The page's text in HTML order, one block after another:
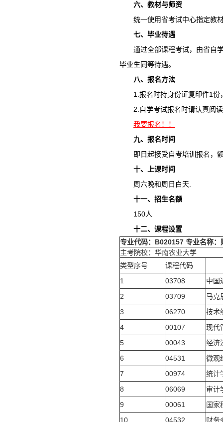
六、教材与师资
统一使用省考试中心指定教
七、毕业待遇
通过全部课程考试，由省自
毕业生同等待遇。
八、报名方法
1.报名时持身份证复印件1
2.自学考试报名时请认真阅
我要报名！！
九、报名时间
即日起接受自考培训报名，
十、上课时间
周六晚和周日白天.
十一、招生名额
150人
十二、课程设置
专业代码：B020157 专业名称
主考院校：华南农业大学
类型序号
课程代码
1
03708
中国
2
03709
马克
3
06270
技术
4
00107
现代
5
00043
经济
6
04531
微观
7
00974
统计
8
06069
审计
9
00061
国家
10
04532 财务